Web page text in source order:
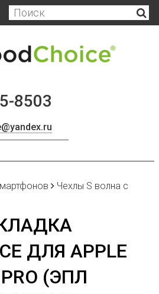
8503
Чехлы S волна с
ДЛЯ APPLE
(ЭПЛ